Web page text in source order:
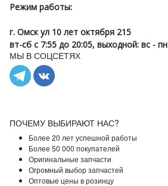
Режим работы:
г. Омск ул 10 лет октября 215
вт-сб с 7:55 до 20:05, выходной: вс - пн
МЫ В СОЦСЕТЯХ
ПОЧЕМУ ВЫБИРАЮТ НАС?
Более 20 лет успешной работы
Более 50 000 покупателей
Оригинальные запчасти
Огромный выбор запчастей
Оптовые цены в розинцу